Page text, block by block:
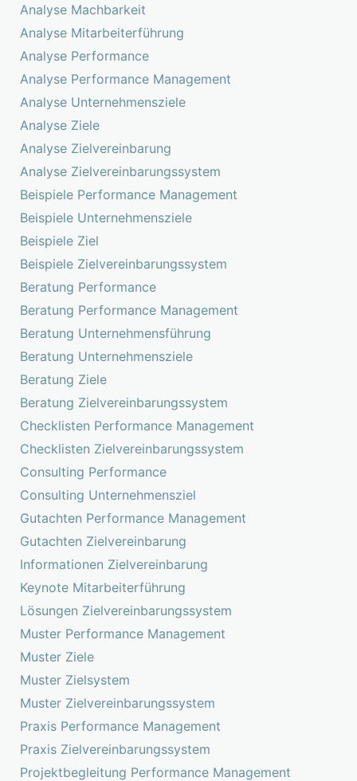
Analyse Machbarkeit
Analyse Mitarbeiterführung
Analyse Performance
Analyse Performance Management
Analyse Unternehmensziele
Analyse Ziele
Analyse Zielvereinbarung
Analyse Zielvereinbarungssystem
Beispiele Performance Management
Beispiele Unternehmensziele
Beispiele Ziel
Beispiele Zielvereinbarungssystem
Beratung Performance
Beratung Performance Management
Beratung Unternehmensführung
Beratung Unternehmensziele
Beratung Ziele
Beratung Zielvereinbarungssystem
Checklisten Performance Management
Checklisten Zielvereinbarungssystem
Consulting Performance
Consulting Unternehmensziel
Gutachten Performance Management
Gutachten Zielvereinbarung
Informationen Zielvereinbarung
Keynote Mitarbeiterführung
Lösungen Zielvereinbarungssystem
Muster Performance Management
Muster Ziele
Muster Zielsystem
Muster Zielvereinbarungssystem
Praxis Performance Management
Praxis Zielvereinbarungssystem
Projektbegleitung Performance Management